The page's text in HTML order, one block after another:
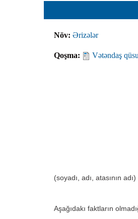
Növ: Ərizələr
Qoşma: Vətəndaş
(soyadı, adı, atasının adı)
Aşağıdakı faktların